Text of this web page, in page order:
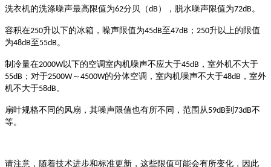
洗衣机的洗涤噪声最高限值为62分贝（dB ），脱水噪声限值为72dB。
容积在250升以下的冰箱，噪声限值为45dB至47dB ； 250升以上的限值
为48dB至 55dB。
制冷量在2000W以下的空调室内机噪声不应大于45dB ，室外机不大于
55dB ；对于2500W～ 4500W的分体空调，室内机噪声不大于48dB ，室外
机不大于58dB。
扇叶规格不同的风扇，其噪声限值也有所不同，范围从59dB到 73dB不
等。
请注意，随着技术进步和标准更新，这些限值可能会有所变化，因此